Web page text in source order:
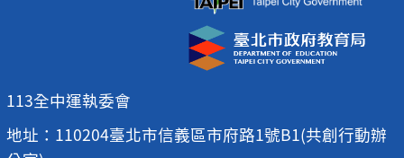
113全中運執委會
地址：110204臺北市信義區市府路1號B1(共創行動辦